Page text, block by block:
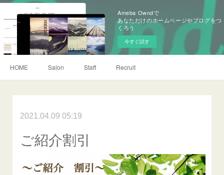
Ameba Owndで
あなただけのホームページやブログをつ
くろう
今すぐ試す
HOME Salon Staff Recruit
2021.04.09 05:19
ご紹介割引